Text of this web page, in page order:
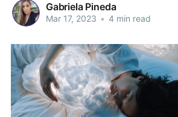
Gabriela Pineda
Mar 17, 2023 • 4 min read